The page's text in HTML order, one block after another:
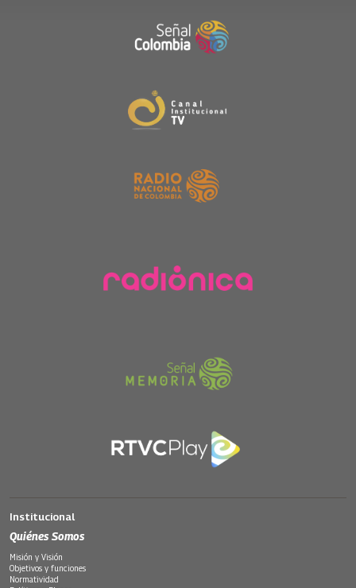
Institucional
Quiénes Somos
Misión y Visión
Objetivos y funciones
Normatividad